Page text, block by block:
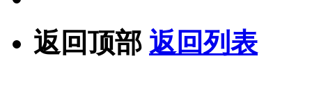
返回顶部 返回列表